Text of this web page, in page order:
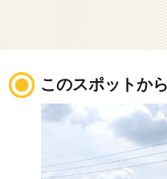
このスポットか